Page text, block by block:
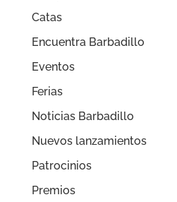
Catas
Encuentra Barbadillo
Eventos
Ferias
Noticias Barbadillo
Nuevos lanzamientos
Patrocinios
Premios